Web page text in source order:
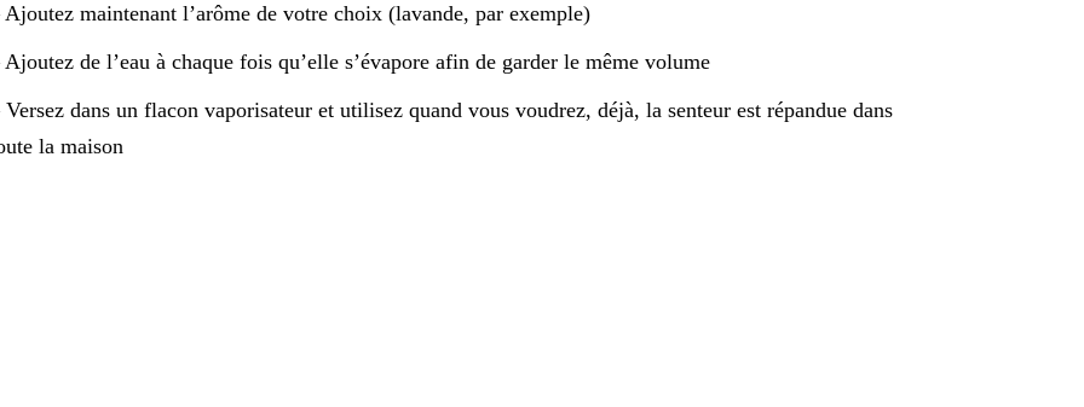
Ajoutez maintenant l’arôme de votre choix (lavande, par exemple)
Ajoutez de l’eau à chaque fois qu’elle s’évapore afin de garder le même volume
Versez dans un flacon vaporisateur et utilisez quand vous voudrez, déjà, la senteur est répandue dans
la maison